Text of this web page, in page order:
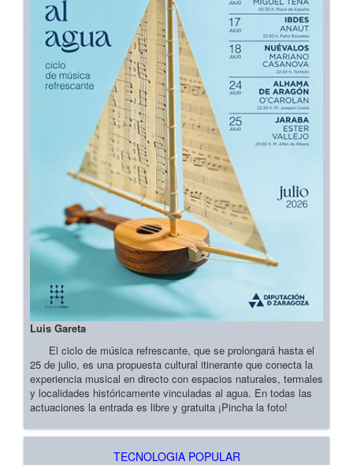
Luis Gareta
El ciclo de música refrescante, que se prolongará hasta el
25 de julio, es una propuesta cultural itinerante que conecta la
experiencia musical en directo con espacios naturales, termales
y localidades históricamente vinculadas al agua. En todas las
actuaciones la entrada es libre y gratuita ¡Pincha la foto!
TECNOLOGIA POPULAR